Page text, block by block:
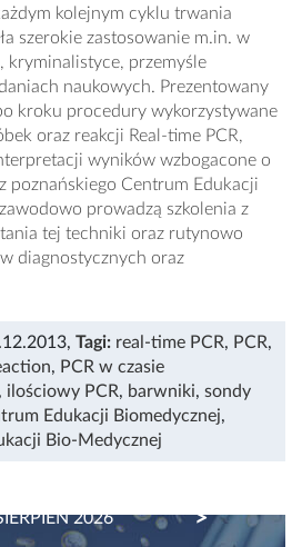
kolejnym cyklu trwania
szerokie zastosowanie m.in. w
kryminalistyce, przemyśle
naukowych. Prezentowany
kroku procedury wykorzystywane
oraz reakcji Real-time PCR,
wyników wzbogacone o
poznańskiego Centrum Edukacji
prowadzą szkolenia z
tej techniki oraz rutynowo
diagnostycznych oraz
, Tagi: real-time PCR, PCR,
, PCR w czasie
, ilościowy PCR, barwniki, sondy
Edukacji Biomedycznej,
Bio-Medycznej
2026 NEXT